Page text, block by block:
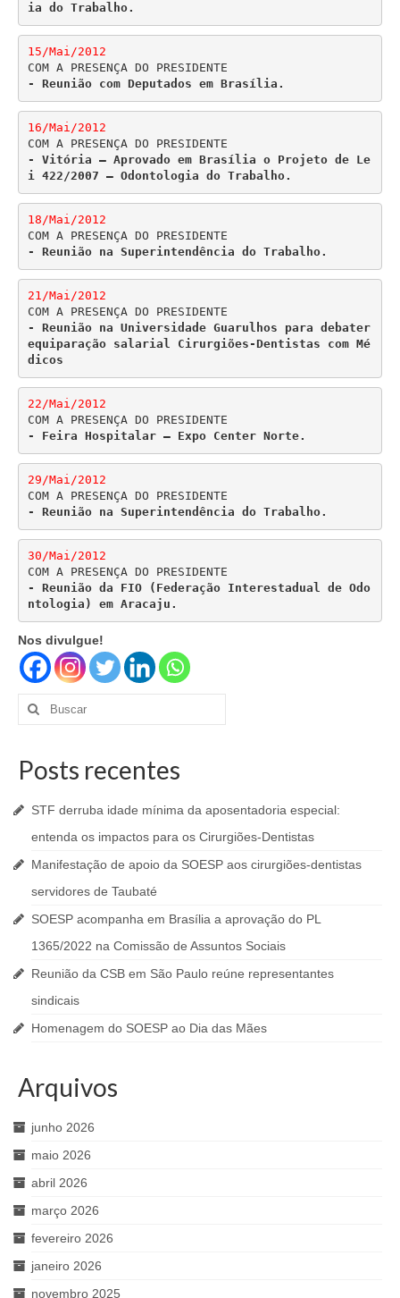
ia do Trabalho.
15/Mai/2012
- Reunião com Deputados em Brasília.
16/Mai/2012
- Vitória – Aprovado em Brasília o Projeto de Le
i 422/2007 – Odontologia do Trabalho.
18/Mai/2012
- Reunião na Superintendência do Trabalho.
21/Mai/2012
- Reunião na Universidade Guarulhos para debater
equiparação salarial Cirurgiões-Dentistas com Mé
dicos
22/Mai/2012
- Feira Hospitalar – Expo Center Norte.
29/Mai/2012
- Reunião na Superintendência do Trabalho.
30/Mai/2012
- Reunião da FIO (Federação Interestadual de Odo
ntologia) em Aracaju.
Nos divulgue!
Buscar
por:
Posts recentes
STF derruba idade mínima da aposentadoria especial:
entenda os impactos para os Cirurgiões-Dentistas
Manifestação de apoio da SOESP aos cirurgiões-dentistas
servidores de Taubaté
SOESP acompanha em Brasília a aprovação do PL
1365/2022 na Comissão de Assuntos Sociais
Reunião da CSB em São Paulo reúne representantes
sindicais
Homenagem do SOESP ao Dia das Mães
Arquivos
junho 2026
maio 2026
abril 2026
março 2026
fevereiro 2026
janeiro 2026
novembro 2025